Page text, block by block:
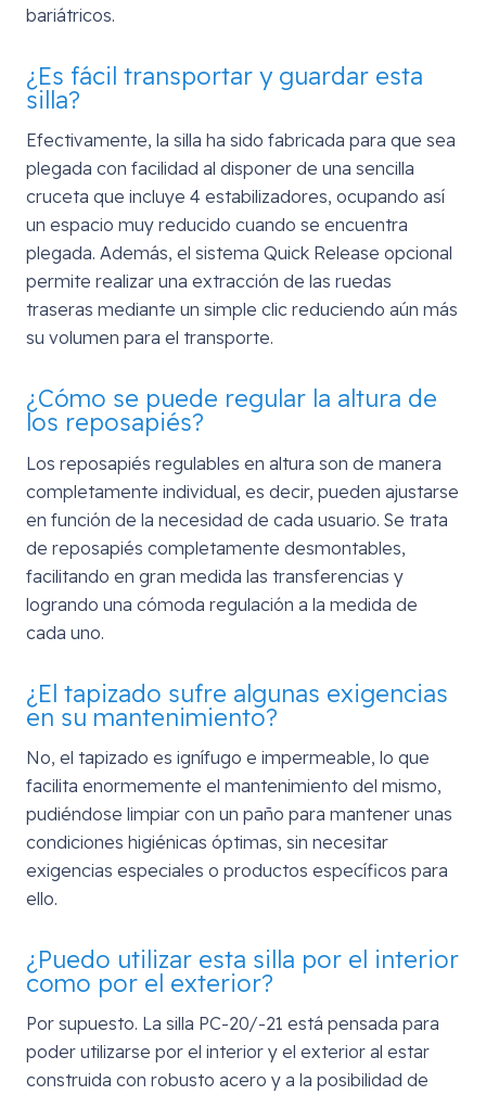
bariátricos.
¿Es fácil transportar y guardar esta
silla?
Efectivamente, la silla ha sido fabricada para que sea
plegada con facilidad al disponer de una sencilla
cruceta que incluye 4 estabilizadores, ocupando así
un espacio muy reducido cuando se encuentra
plegada. Además, el sistema Quick Release opcional
permite realizar una extracción de las ruedas
traseras mediante un simple clic reduciendo aún más
su volumen para el transporte.
¿Cómo se puede regular la altura de
los reposapiés?
Los reposapiés regulables en altura son de manera
completamente individual, es decir, pueden ajustarse
en función de la necesidad de cada usuario. Se trata
de reposapiés completamente desmontables,
facilitando en gran medida las transferencias y
logrando una cómoda regulación a la medida de
cada uno.
¿El tapizado sufre algunas exigencias
en su mantenimiento?
No, el tapizado es ignífugo e impermeable, lo que
facilita enormemente el mantenimiento del mismo,
pudiéndose limpiar con un paño para mantener unas
condiciones higiénicas óptimas, sin necesitar
exigencias especiales o productos específicos para
ello.
¿Puedo utilizar esta silla por el interior
como por el exterior?
Por supuesto. La silla PC-20/-21 está pensada para
poder utilizarse por el interior y el exterior al estar
construida con robusto acero y a la posibilidad de